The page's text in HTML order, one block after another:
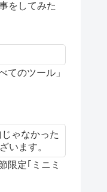
をしてみた
てのツール」
ゃなかった
います。
限定｢ミニミ